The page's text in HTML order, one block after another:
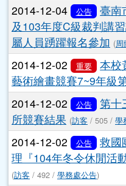
2014-12-04 活動
國立
國際青少年管弦樂營」
營」甄選簡章各1份 ( 訪客
2014-12-04 公告
臺南
及103年度C級裁判講
屬人員踴躍報名參加 周
2014-12-02 重要
本校
藝術繪畫競賽7~9年級
2014-12-02 公告
第十
所競賽結果 (訪客/ 505 /